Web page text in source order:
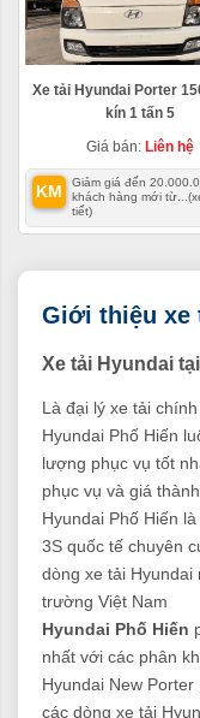
Xe tải Hyundai Porter
kín 1 tấn 5
Giá bán: Liên hệ
KM
Giảm giá đến
khách hàng mới từ...
tiết)
Giới thiệu xe
Xe tải Hyundai
Là đại lý xe tải
Hyundai Phố Hiến
lượng phục vụ tốt
phục vụ và giá
Hyundai Phố Hiến
3S quốc tế chuyên
dòng xe tải
trường Việt Nam
Hyundai Phố Hiến
nhất với các phân
Hyundai New Porter
các dòng xe tải